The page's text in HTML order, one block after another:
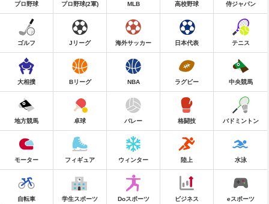
プロ野球 プロ野球(2軍) MLB 高校野球 侍ジャパン
ゴルフ Jリーグ 海外サッカー 日本代表 テニス
大相撲 Bリーグ NBA ラグビー 中央競馬
地方競馬 卓球 バレー 格闘技 バドミントン
モーター フィギュア ウィンター 陸上 水泳
自転車 学生スポーツ Doスポーツ ビジネス eスポーツ